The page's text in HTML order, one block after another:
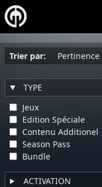
Trier par: Pertinence
TYPE
Jeux
Edition Spéciale
Contenu Additionel
Season Pass
Bundle
ACTIVATION